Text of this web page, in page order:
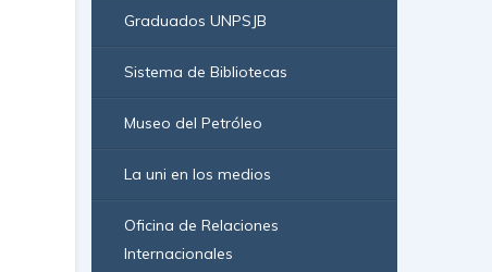
Graduados UNPSJB
Sistema de Bibliotecas
Museo del Petróleo
La uni en los medios
Oficina de Relaciones
Internacionales